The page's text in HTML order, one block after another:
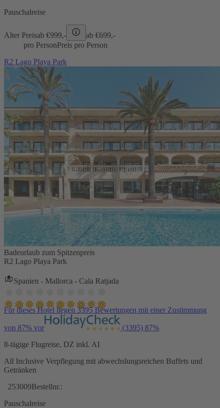
Pauschalreise
Alter Preisab €999,- ab €699,-
pro PersonPreis pro Person
R2 Lago Playa Park
Badeurlaub zum Spitzenpreis
R2 Lago Playa Park
Spanien - Mallorca - Cala Ratjada
Für dieses Hotel liegen 3395 Bewertungen mit einer Zustimmung
von 87% vor (3395) 87%
8-tägige Flugreise, DZ inkl. AI
All Inclusive Verpflegung mit abwechslungsreichen Buffets und
Getränken
253009Bestellnr.:
Pauschalreise